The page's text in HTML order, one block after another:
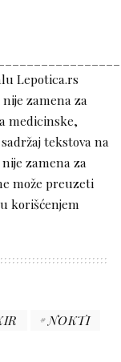
Lepotica.rs
zamena za
medicinske,
tekstova na
zamena za
može preuzeti
korišćenjem
NOKTI